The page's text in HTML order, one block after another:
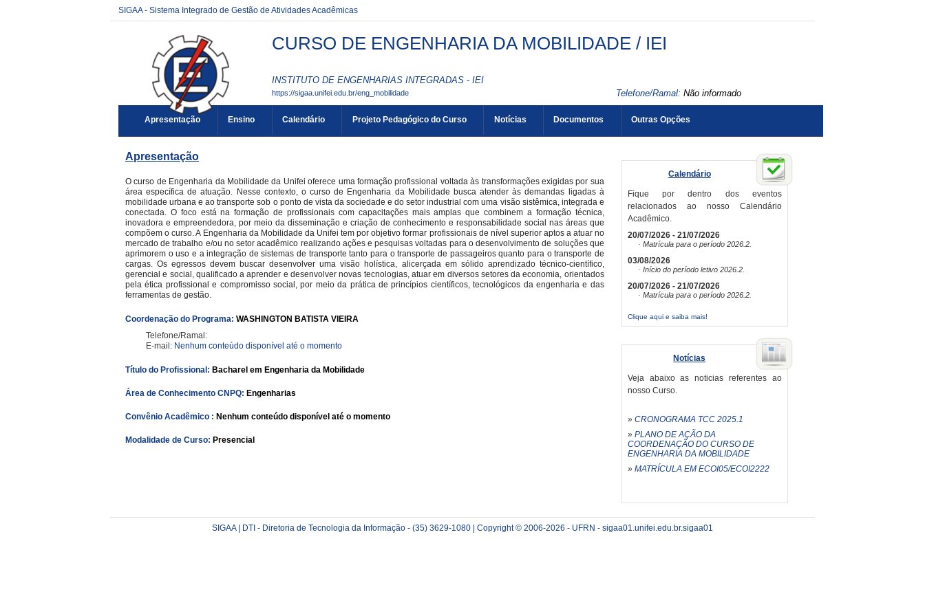
SIGAA - Sistema Integrado de Gestão de Atividades Acadêmicas
CURSO DE ENGENHARIA DA MOBILIDADE / IEI
INSTITUTO DE ENGENHARIAS INTEGRADAS - IEI
Telefone/Ramal: Não informado
https://sigaa.unifei.edu.br/eng_mobilidade
Apresentação Ensino Calendário Projeto Pedagógico do Curso Notícias Documentos Outras Opções
Apresentação
O curso de Engenharia da Mobilidade da Unifei oferece uma formação profissional voltada às transformações exigidas por sua
área específica de atuação. Nesse contexto, o curso de Engenharia da Mobilidade busca atender às demandas ligadas à
mobilidade urbana e ao transporte sob o ponto de vista da sociedade e do setor industrial com uma visão sistêmica, integrada e
conectada. O foco está na formação de profissionais com capacitações mais amplas que combinem a formação técnica,
inovadora e empreendedora, por meio da disseminação e criação de conhecimento e responsabilidade social nas áreas que
compõem o curso. A Engenharia da Mobilidade da Unifei tem por objetivo formar profissionais de nível superior aptos a atuar no
mercado de trabalho e/ou no setor acadêmico realizando ações e pesquisas voltadas para o desenvolvimento de soluções que
aprimorem o uso e a integração de sistemas de transporte tanto para o transporte de passageiros quanto para o transporte de
cargas. Os egressos devem buscar desenvolver uma visão holística, alicerçada em sólido aprendizado técnico-científico,
gerencial e social, qualificado a aprender e desenvolver novas tecnologias, atuar em diversos setores da economia, orientados
pela ética profissional e compromisso social, por meio da prática de princípios científicos, tecnológicos da engenharia e das
ferramentas de gestão.
Coordenação do Programa: WASHINGTON BATISTA VIEIRA
Telefone/Ramal:
E-mail: Nenhum conteúdo disponível até o momento
Título do Profissional: Bacharel em Engenharia da Mobilidade
Área de Conhecimento CNPQ: Engenharias
Convênio Acadêmico : Nenhum conteúdo disponível até o momento
Modalidade de Curso: Presencial
Calendário
Fique por dentro dos eventos
relacionados ao nosso Calendário
Acadêmico.
20/07/2026 - 21/07/2026
· Matrícula para o período 2026.2.
03/08/2026
· Início do período letivo 2026.2.
20/07/2026 - 21/07/2026
· Matrícula para o período 2026.2.
Clique aqui e saiba mais!
Notícias
Veja abaixo as noticias referentes ao
nosso Curso.
» CRONOGRAMA TCC 2025.1
» PLANO DE AÇÃO DA
COORDENAÇÃO DO CURSO DE
ENGENHARIA DA MOBILIDADE
» MATRÍCULA EM ECOI05/ECOI2222
SIGAA | DTI - Diretoria de Tecnologia da Informação - (35) 3629-1080 | Copyright © 2006-2026 - UFRN - sigaa01.unifei.edu.br.sigaa01